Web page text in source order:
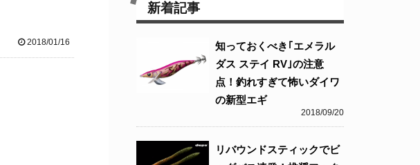
2018/01/16
新着記事
2018/09/20
知っておくべき｢エメラル
ダス ステイ RV｣の注意
点！釣れすぎて怖いダイワ
の新型エギ
リバウンドスティックでビ